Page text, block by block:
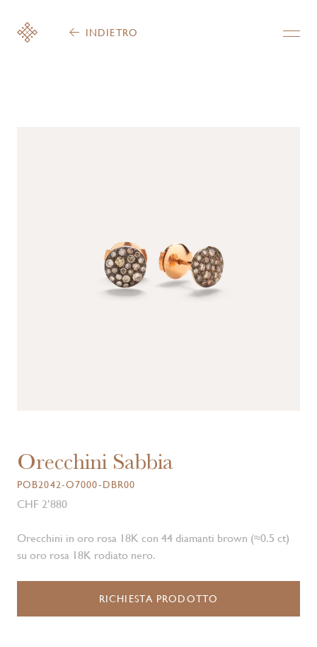
INDIETRO
Orecchini Sabbia
POB2042-O7000-DBR00
CHF 2’880
Orecchini in oro rosa 18K con 44 diamanti brown (≈0.5 ct)
su oro rosa 18K rodiato nero.
RICHIESTA PRODOTTO